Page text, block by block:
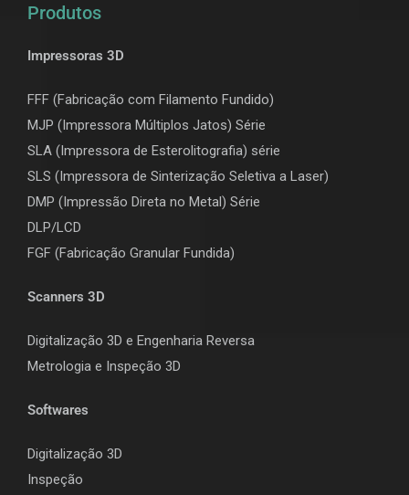
Produtos
Impressoras 3D
FFF (Fabricação com Filamento Fundido)
MJP (Impressora Múltiplos Jatos) Série
SLA (Impressora de Esterolitografia) série
SLS (Impressora de Sinterização Seletiva a Laser)
DMP (Impressão Direta no Metal) Série
DLP/LCD
FGF (Fabricação Granular Fundida)
Scanners 3D
Digitalização 3D e Engenharia Reversa
Metrologia e Inspeção 3D
Softwares
Digitalização 3D
Inspeção